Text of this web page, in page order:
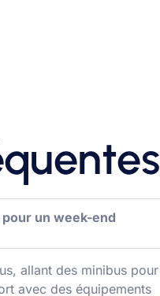
un week-end
allant des minibus pour
avec des équipements